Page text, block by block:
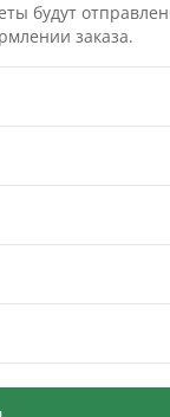
будут
заказа.